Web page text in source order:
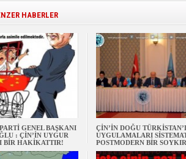
HABERLER
GENEL BAŞKANI
: ÇİN’İN UYGUR
BİR HAKİKATTIR!
ÇİN’İN DOĞU
UYGULAMALARI
POSTMODERN BİR